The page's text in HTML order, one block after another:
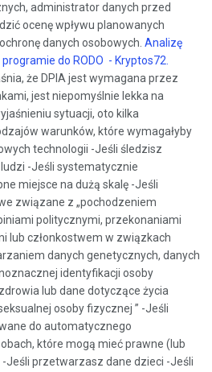
administrator danych przed
ocenę wpływu planowanych
danych osobowych. Analizę
do RODO - Kryptos72.
że ​​DPIA jest wymagana przez
jest niepomyślnie lekka na
sytuacji, oto kilka
warunków, które wymagałyby
technologii -Jeśli śledzisz
-Jeśli systematycznie
miejsce na dużą skalę -Jeśli
związane z „pochodzeniem
politycznymi, przekonaniami
lub członkostwem w związkach
danych genetycznych, danych
identyfikacji osoby
lub dane dotyczące życia
osoby fizycznej ” -Jeśli
do automatycznego
które mogą mieć prawne (lub
Jeśli przetwarzasz dane dzieci -Jeśli